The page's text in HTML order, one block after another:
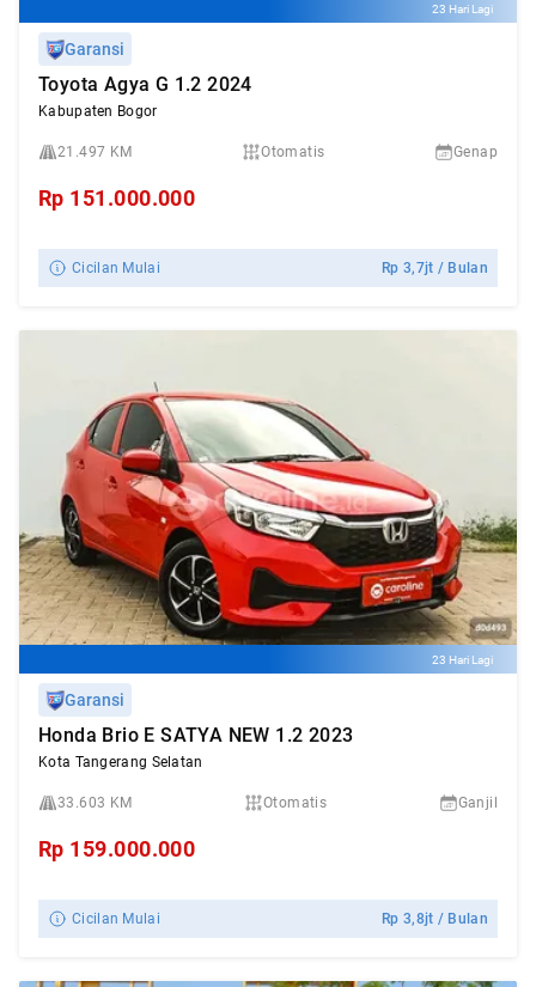
23 Hari Lagi
Garansi
Toyota Agya G 1.2 2024
Kabupaten Bogor
21.497 KM Otomatis Genap
Rp 151.000.000
Cicilan Mulai Rp3,7jt / Bulan
23 Hari Lagi
Garansi
Honda Brio E SATYA NEW 1.2 2023
Kota Tangerang Selatan
33.603 KM Otomatis Ganjil
Rp 159.000.000
Cicilan Mulai Rp3,8jt / Bulan